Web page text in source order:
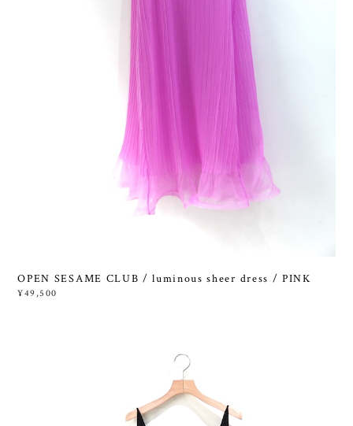
OPEN SESAME CLUB / luminous sheer dress / PINK
¥49,500